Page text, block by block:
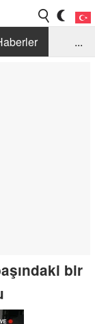
...
bir